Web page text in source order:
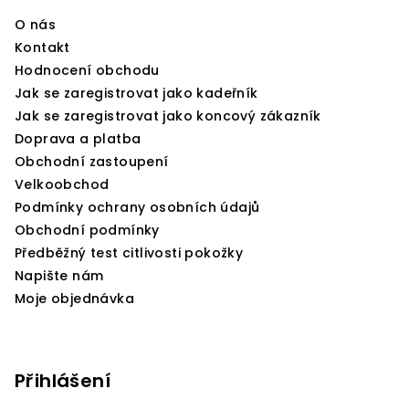
O nás
Kontakt
Hodnocení obchodu
Jak se zaregistrovat jako kadeřník
Jak se zaregistrovat jako koncový zákazník
Doprava a platba
Obchodní zastoupení
Velkoobchod
Podmínky ochrany osobních údajů
Obchodní podmínky
Předběžný test citlivosti pokožky
Napište nám
Moje objednávka
Přihlášení